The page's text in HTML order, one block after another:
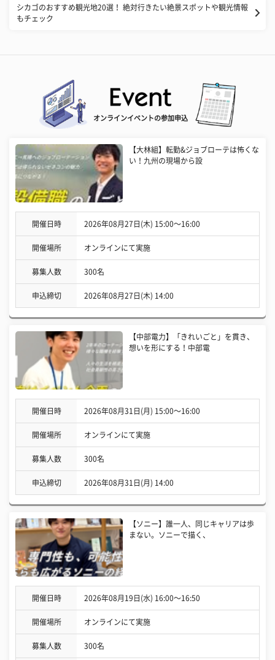
シカゴのおすすめ観光地20選！ 絶対行きたい絶景スポットや観光情報
もチェック
オンラインイベントの参加申込
【大林組】転勤&ジョブローテは怖くな
い！九州の現場から設
開催日時 2026年08月27日(木) 15:00〜16:00
開催場所 オンラインにて実施
募集人数 300名
申込締切 2026年08月27日(木) 14:00
【中部電力】「きれいごと」を貫き、
想いを形にする！中部電
開催日時 2026年08月31日(月) 15:00〜16:00
開催場所 オンラインにて実施
募集人数 300名
申込締切 2026年08月31日(月) 14:00
【ソニー】誰一人、同じキャリアは歩
まない。ソニーで描く、
開催日時 2026年08月19日(水) 16:00〜16:50
開催場所 オンラインにて実施
募集人数 300名